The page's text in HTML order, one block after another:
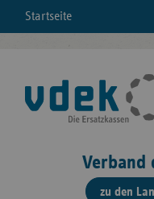
Startseite
Verband
zu den